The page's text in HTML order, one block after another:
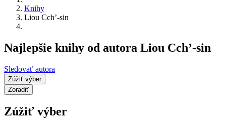
Knihy
Liou Cch’-sin
Najlepšie knihy od autora Liou Cch’-sin
Sledovať autora
Zúžiť výber
Zoradiť
Zúžiť výber